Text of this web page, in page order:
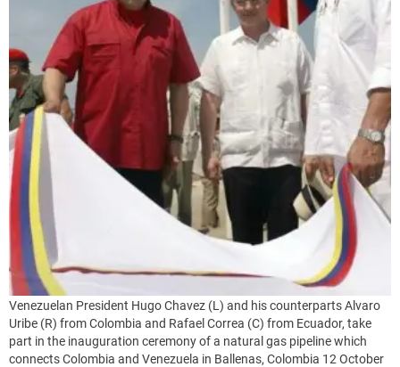
Venezuelan President Hugo Chavez (L) and his counterparts Alvaro
Uribe (R) from Colombia and Rafael Correa (C) from Ecuador, take
part in the inauguration ceremony of a natural gas pipeline which
connects Colombia and Venezuela in Ballenas, Colombia 12 October